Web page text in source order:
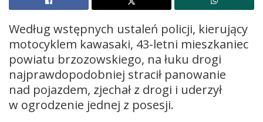
Według wstępnych ustaleń policji, kierujący
motocyklem kawasaki, 43-letni mieszkaniec
powiatu brzozowskiego, na łuku drogi
najprawdopodobniej stracił panowanie
nad pojazdem, zjechał z drogi i uderzył
w ogrodzenie jednej z posesji.